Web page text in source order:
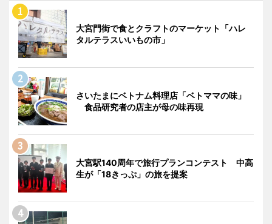
大宮門街で食とクラフトのマーケット「ハレ
タルテラスいいもの市」
さいたまにベトナム料理店「ベトママの味」
食品研究者の店主が母の味再現
大宮駅140周年で旅行プランコンテスト 中高
生が「18きっぷ」の旅を提案